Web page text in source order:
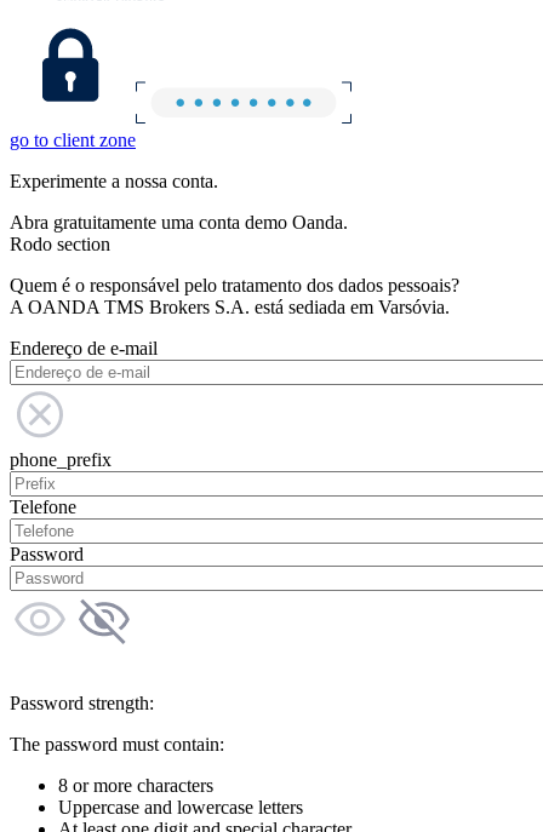
go to client zone
Experimente a nossa conta.
Abra gratuitamente uma conta demo Oanda.
Rodo section
Quem é o responsável pelo tratamento dos dados pessoais?
A OANDA TMS Brokers S.A. está sediada em Varsóvia.
Endereço de e-mail
phone_prefix
Telefone
Password
Password strength:
The password must contain:
8 or more characters
Uppercase and lowercase letters